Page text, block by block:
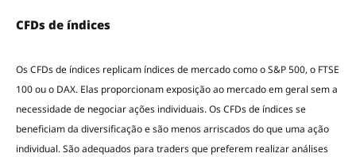
CFDs de índices
Os CFDs de índices replicam índices de mercado como o S&P 500, o FTSE
100 ou o DAX. Elas proporcionam exposição ao mercado em geral sem a
necessidade de negociar ações individuais. Os CFDs de índices se
beneficiam da diversificação e são menos arriscados do que uma ação
individual. São adequados para traders que preferem realizar análises